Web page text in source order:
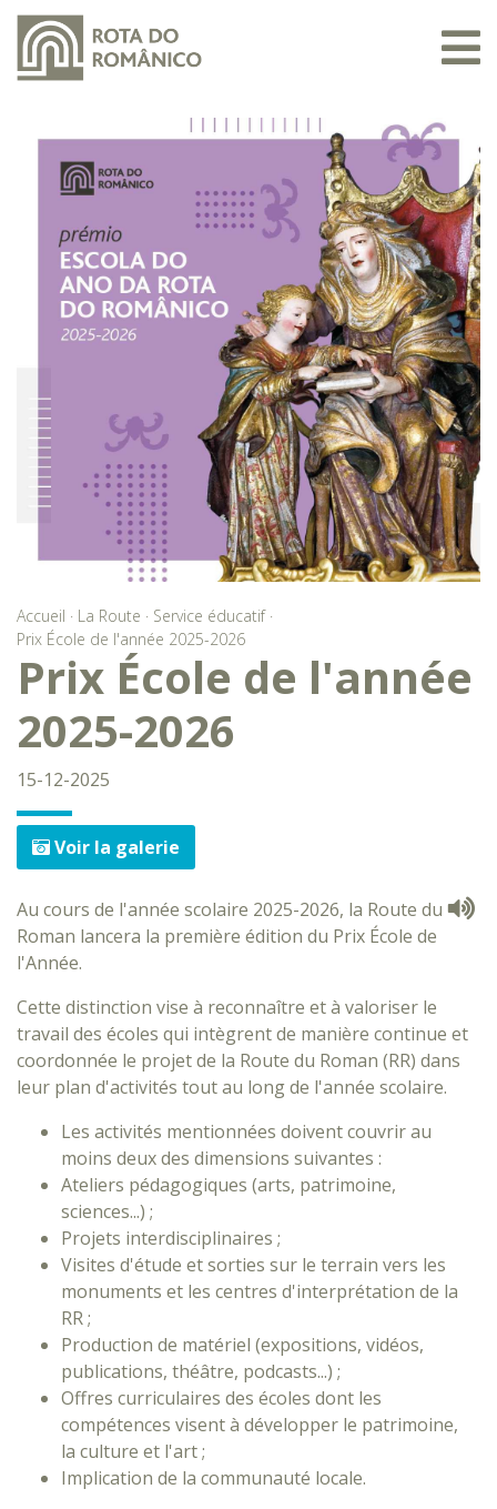
Accueil · La Route · Service éducatif·
Prix École de l'année 2025-2026
Prix École de l'année
2025-2026
15-12-2025
Voir la galerie
Au cours de l'année scolaire 2025-2026, la Route du
Roman lancera la première édition du Prix École de
l'Année.
Cette distinction vise à reconnaître et à valoriser le
travail des écoles qui intègrent de manière continue et
coordonnée le projet de la Route du Roman (RR) dans
leur plan d'activités tout au long de l'année scolaire.
Les activités mentionnées doivent couvrir au
moins deux des dimensions suivantes :
Ateliers pédagogiques (arts, patrimoine,
sciences...) ;
Projets interdisciplinaires ;
Visites d'étude et sorties sur le terrain vers les
monuments et les centres d'interprétation de la
RR ;
Production de matériel (expositions, vidéos,
publications, théâtre, podcasts...) ;
Offres curriculaires des écoles dont les
compétences visent à développer le patrimoine,
la culture et l'art ;
Implication de la communauté locale.